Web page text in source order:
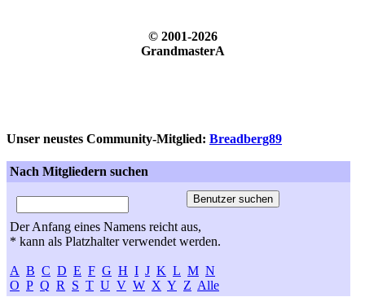
© 2001-2026
GrandmasterA
Unser neustes Community-Mitglied: Breadberg89
Nach Mitgliedern suchen
Der Anfang eines Namens reicht aus,
* kann als Platzhalter verwendet werden.
A B C D E F G H I J K L M N
O P Q R S T U V W X Y Z Alle